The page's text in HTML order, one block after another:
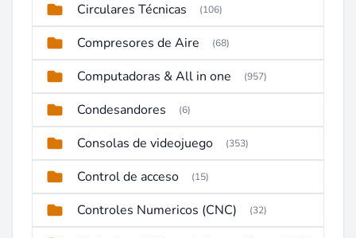
Circulares Técnicas (106)
Compresores de Aire (68)
Computadoras & All in one (957)
Condesandores (6)
Consolas de videojuego (353)
Control de acceso (15)
Controles Numericos (CNC) (32)